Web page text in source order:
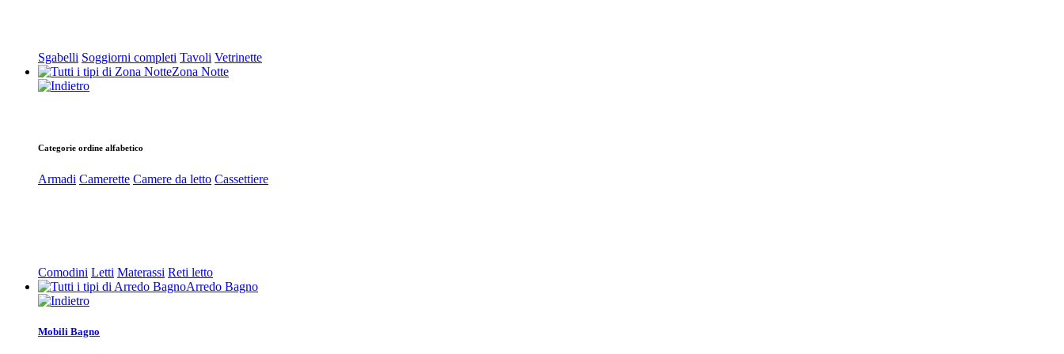
Sgabelli Soggiorni completi Tavoli Vetrinette
Zona Notte
Categorie ordine alfabetico
Armadi Camerette Camere da letto Cassettiere
Comodini Letti Materassi Reti letto
Arredo Bagno
Mobili Bagno